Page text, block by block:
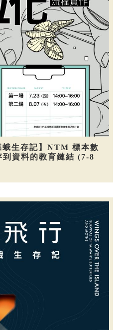
蛾生存記】NTM 標本數
資料的教育鏈結 (7-8